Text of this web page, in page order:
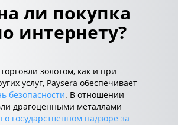
ли покупка
интернету?
золотом, как и при
услуг, Paysera обеспечивает
безопасности. В отношении
драгоценными металлами
о государственном надзоре за